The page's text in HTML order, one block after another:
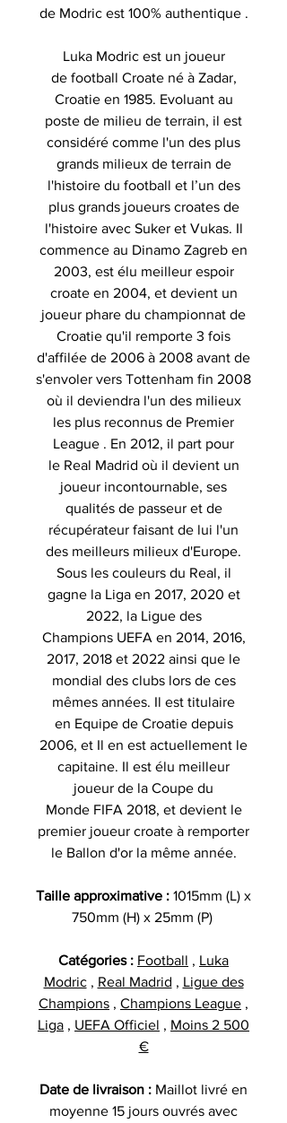
de Modric est 100% authentique .
Luka Modric est un joueur
de football Croate né à Zadar,
Croatie en 1985. Evoluant au
poste de milieu de terrain, il est
considéré comme l'un des plus
grands milieux de terrain de
l'histoire du football et l’un des
plus grands joueurs croates de
l'histoire avec Suker et Vukas. Il
commence au Dinamo Zagreb en
2003, est élu meilleur espoir
croate en 2004, et devient un
joueur phare du championnat de
Croatie qu'il remporte 3 fois
d'affilée de 2006 à 2008 avant de
s'envoler vers Tottenham fin 2008
où il deviendra l'un des milieux
les plus reconnus de Premier
League . En 2012, il part pour
le Real Madrid où il devient un
joueur incontournable, ses
qualités de passeur et de
récupérateur faisant de lui l'un
des meilleurs milieux d'Europe.
Sous les couleurs du Real, il
gagne la Liga en 2017, 2020 et
2022, la Ligue des
Champions UEFA en 2014, 2016,
2017, 2018 et 2022 ainsi que le
mondial des clubs lors de ces
mêmes années. Il est titulaire
en Equipe de Croatie depuis
2006, et Il en est actuellement le
capitaine. Il est élu meilleur
joueur de la Coupe du
Monde FIFA 2018, et devient le
premier joueur croate à remporter
le Ballon d'or la même année.
Taille approximative : 1015mm (L) x
750mm (H) x 25mm (P)
Catégories : Football , Luka
Modric, Real Madrid , Ligue des
Champions , Champions League ,
Liga , UEFA Officiel , Moins 2 500
€
Date de livraison : Maillot livré en
moyenne 15 jours ouvrés avec